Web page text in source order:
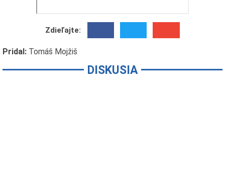
Zdieľajte:
Pridal: Tomáš Mojžiš
DISKUSIA